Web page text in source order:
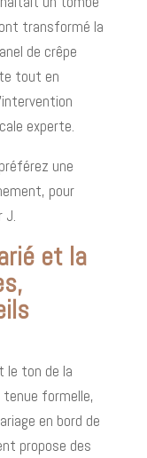
transformé la
de crêpe
tout en
experte.
une
pour
J.
et la
le ton de la
tenue formelle,
en bord de
propose des